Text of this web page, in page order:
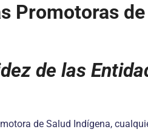
Promotoras
de las
de Salud Indígena,